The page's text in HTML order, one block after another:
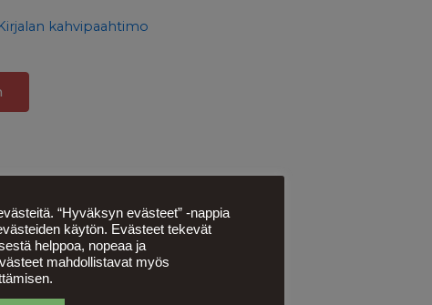
kahvipaahtimo
“Hyväksyn evästeet” -nappia
käytön. Evästeet tekevät
helppoa, nopeaa ja
mahdollistavat myös